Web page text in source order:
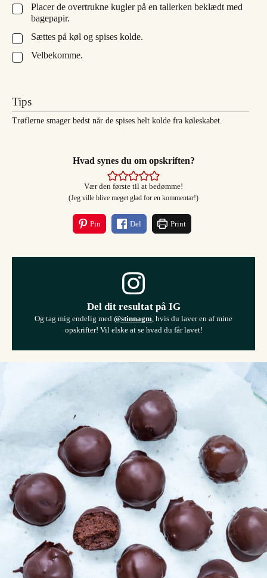
▢
Placer de overtrukne kugler på en tallerken beklædt med
bagepapir.
▢
Sættes på køl og spises kolde.
▢
Velbekomme.
Tips
Trøflerne smager bedst når de spises helt kolde fra køleskabet.
Hvad synes du om opskriften?
Vær den første til at bedømme!
(Jeg ville blive meget glad for en kommentar!)
Pin Del Print
Del dit resultat på IG
Og tag mig endelig med @stinnagm , hvis du laver en af mine
opskrifter! Vil elske at se hvad du får lavet!